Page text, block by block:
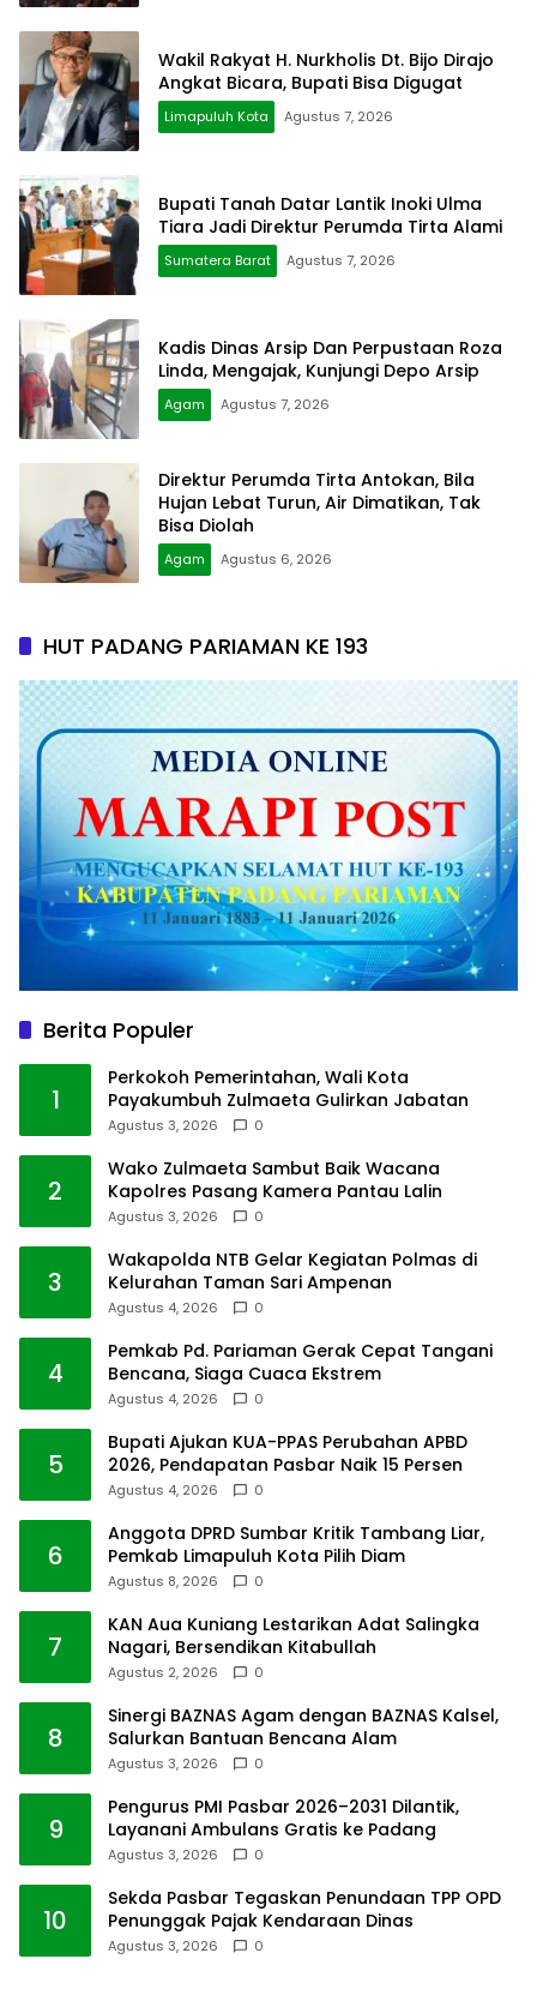
Wakil Rakyat H. Nurkholis Dt. Bijo Dirajo
Angkat Bicara, Bupati Bisa Digugat
Limapuluh Kota Agustus 7, 2026
Bupati Tanah Datar Lantik Inoki Ulma
Tiara Jadi Direktur Perumda Tirta Alami
Sumatera Barat Agustus 7, 2026
Kadis Dinas Arsip Dan Perpustaan Roza
Linda, Mengajak, Kunjungi Depo Arsip
Agam Agustus 7, 2026
Direktur Perumda Tirta Antokan, Bila
Hujan Lebat Turun, Air Dimatikan, Tak
Bisa Diolah
Agam Agustus 6, 2026
HUT PADANG PARIAMAN KE 193
Berita Populer
1
Perkokoh Pemerintahan, Wali Kota
Payakumbuh Zulmaeta Gulirkan Jabatan
Agustus 3, 2026 0
2
Wako Zulmaeta Sambut Baik Wacana
Kapolres Pasang Kamera Pantau Lalin
Agustus 3, 2026 0
3
Wakapolda NTB Gelar Kegiatan Polmas di
Kelurahan Taman Sari Ampenan
Agustus 4, 2026 0
4
Pemkab Pd. Pariaman Gerak Cepat Tangani
Bencana, Siaga Cuaca Ekstrem
Agustus 4, 2026 0
5
Bupati Ajukan KUA-PPAS Perubahan APBD
2026, Pendapatan Pasbar Naik 15 Persen
Agustus 4, 2026 0
6
Anggota DPRD Sumbar Kritik Tambang Liar,
Pemkab Limapuluh Kota Pilih Diam
Agustus 8, 2026 0
7
KAN Aua Kuniang Lestarikan Adat Salingka
Nagari, Bersendikan Kitabullah
Agustus 2, 2026 0
8
Sinergi BAZNAS Agam dengan BAZNAS Kalsel,
Salurkan Bantuan Bencana Alam
Agustus 3, 2026 0
9
Pengurus PMI Pasbar 2026–2031 Dilantik,
Layanani Ambulans Gratis ke Padang
Agustus 3, 2026 0
10
Sekda Pasbar Tegaskan Penundaan TPP OPD
Penunggak Pajak Kendaraan Dinas
Agustus 3, 2026 0